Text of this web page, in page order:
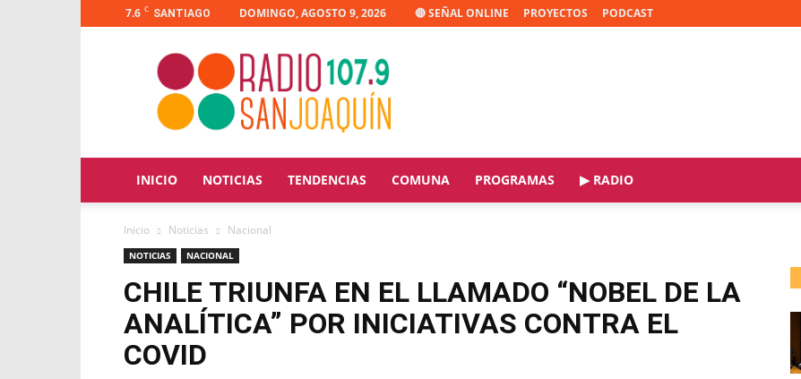
7.6 C SANTIAGO DOMINGO, AGOSTO 9, 2026 🔴 SEÑAL ONLINE PROYECTOS PODCAST
Radio
Joaquín
INICIO NOTICIAS TENDENCIAS COMUNA PROGRAMAS ▶ RADIO
Inicio Noticias Nacional
NOTICIAS NACIONAL
CHILE TRIUNFA EN EL LLAMADO “NOBEL DE LA
ANALÍTICA” POR INICIATIVAS CONTRA EL
COVID